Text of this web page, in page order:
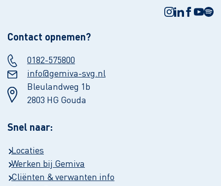
Contact opnemen?
0182-575800
info@gemiva-svg.nl
Bleulandweg 1b
2803 HG Gouda
Snel naar:
Locaties
Werken bij Gemiva
Cliënten & verwanten info